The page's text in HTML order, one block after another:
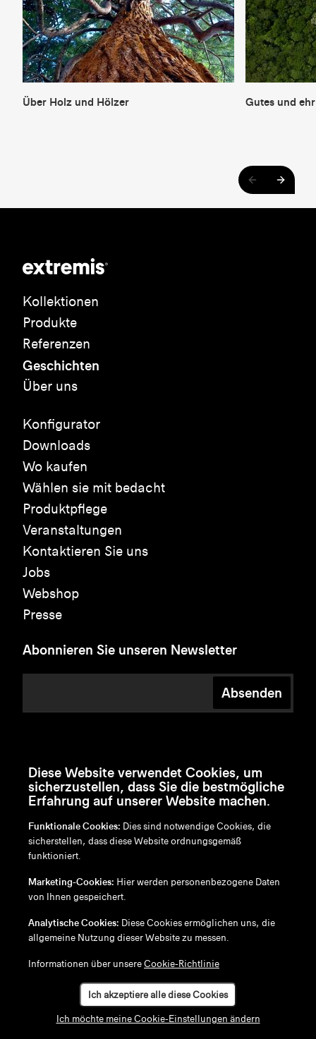
Über Holz und Hölzer Gutes und
Kollektionen
Produkte
Referenzen
Geschichten
Über uns
Konfigurator
Downloads
Wo kaufen
Wählen sie mit bedacht
Produktpflege
Veranstaltungen
Kontaktieren Sie uns
Jobs
Webshop
Presse
Abonnieren Sie unseren Newsletter
Absenden
en/nl/fr/de
Disclaimer
Cookie-Richtlinie
Diese Website verwendet Cookies, um
sicherzustellen, dass Sie die bestmögliche
Erfahrung auf unserer Website machen.
Funktionale Cookies: Dies sind notwendige Cookies, die
sicherstellen, dass diese Website ordnungsgemäß
funktioniert.
Marketing-Cookies: Hier werden personenbezogene Daten
von Ihnen gespeichert.
Analytische Cookies: Diese Cookies ermöglichen uns, die
allgemeine Nutzung dieser Website zu messen.
Informationen über unsereCookie-Richtlinie
Ich akzeptiere alle diese Cookies
Ich möchte meine Cookie-Einstellungen ändern